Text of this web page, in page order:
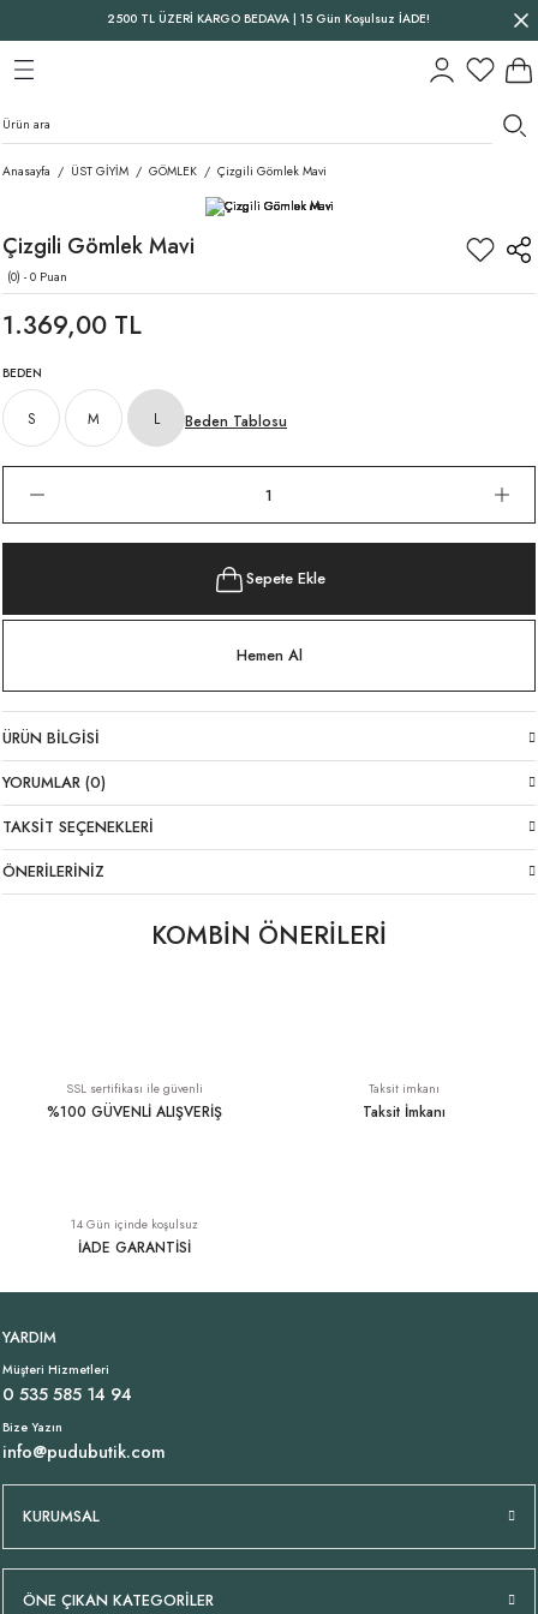
2500 TL ÜZERİ KARGO BEDAVA | 15 Gün Koşulsuz İADE!
Geri Dön
Geri Dön
Geri Dön
Anasayfa ÜST GİYİM GÖMLEK Çizgili Gömlek Mavi
Çizgili Gömlek Mavi
(0) - 0 Puan
1.369,00 TL
BEDEN
S M L Beden Tablosu
Sepete Ekle
Hemen Al
ÜRÜN BILGISI
YORUMLAR (0)
TAKSIT SEÇENEKLERI
ÖNERILERINIZ
KOMBİN ÖNERİLERİ
699,00 TL 1.699,00 TL
Tükendi
2.249,00 TL
Tükendi
Tükendi
1.699,00 TL
SSL sertifikası ile güvenli
%100 GÜVENLİ ALIŞVERİŞ
Taksit imkanı
Taksit İmkanı
14 Gün içinde koşulsuz
İADE GARANTİSİ
YARDIM
Müşteri Hizmetleri
0 535 585 14 94
Bize Yazın
info@pudubutik.com
KURUMSAL
ÖNE ÇIKAN KATEGORİLER